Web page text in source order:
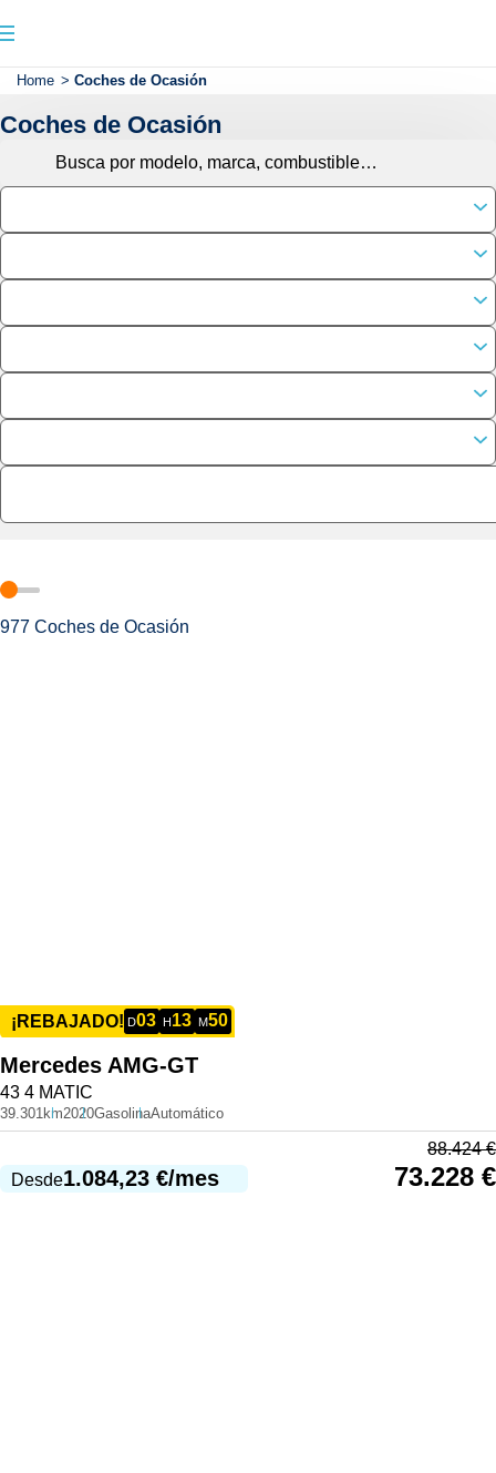
Home > Coches de Ocasión
Coches de Ocasión
977 Coches de Ocasión
¡REBAJADO! D03 H 13 M50
Mercedes AMG-GT
43 4 MATIC
39.301km2020GasolinaAutomático
Desde1.084,23 €/mes
88.424€
73.228 €